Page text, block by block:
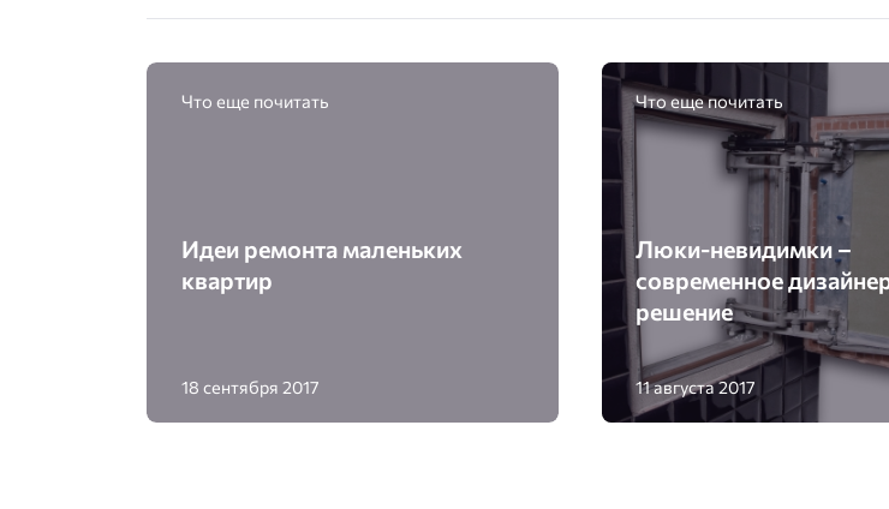
Что еще почитать
Идеи ремонта маленьких
квартир
18 сентября 2017
Что еще почитать
Люки-невидимки –
современное
решение
11 августа 2017